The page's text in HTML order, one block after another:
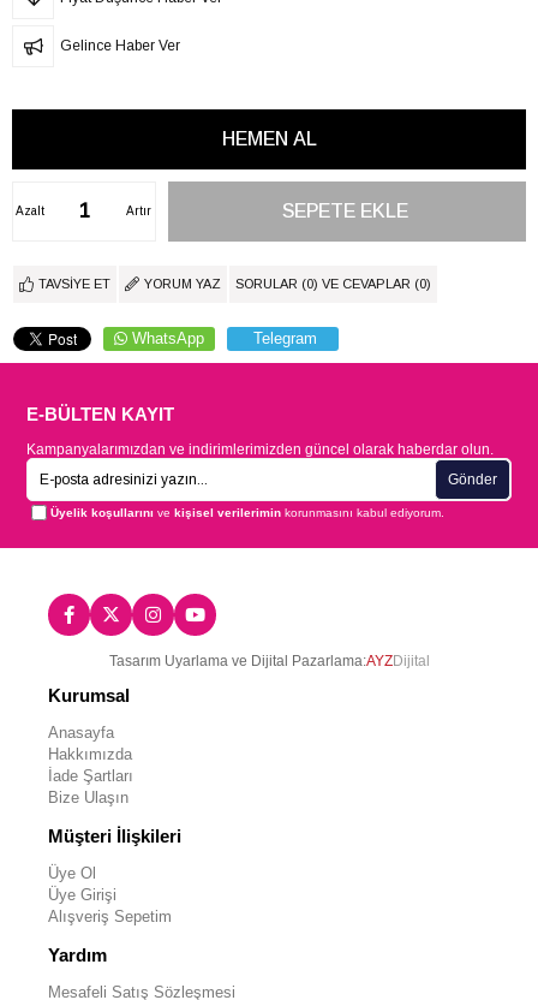
Gelince Haber Ver
Artır
Azalt
TAVSIYE ET YORUM YAZ SORULAR (0) VE CEVAPLAR (0)
WhatsApp Telegram
E-BÜLTEN KAYIT
Kampanyalarımızdan ve indirimlerimizden güncel olarak haberdar olun.
Gönder
Üyelik koşullarını vekişisel verilerimin korunmasını kabul ediyorum.
Tasarım Uyarlama ve Dijital Pazarlama:AYZDijital
Kurumsal
Anasayfa
Hakkımızda
İade Şartları
Bize Ulaşın
Müşteri İlişkileri
Üye Ol
Üye Girişi
Alışveriş Sepetim
Yardım
Mesafeli Satış Sözleşmesi